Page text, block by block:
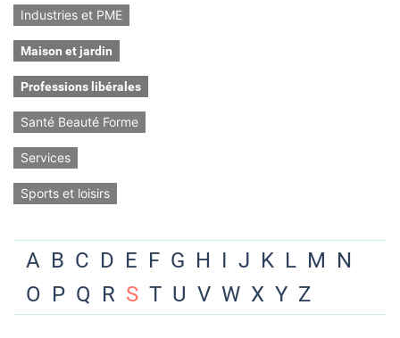
Industries et PME
Maison et jardin
Professions libérales
Santé Beauté Forme
Services
Sports et loisirs
A B C D E F G H I J K L M N
O P Q R S T U V W X Y Z